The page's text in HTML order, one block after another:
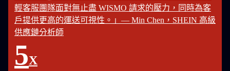
輕客服團隊面對無止盡 WISMO 請求的壓力，同時為客
戶提供更高的運送可視性。」— Min Chen，SHEIN 高級
供應鏈分析師
5X